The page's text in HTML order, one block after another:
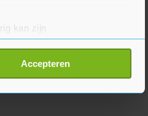
kan zijn
detailgedeelte
Accepteren